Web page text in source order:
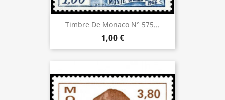
Timbre De Monaco N° 575...
1,00 €